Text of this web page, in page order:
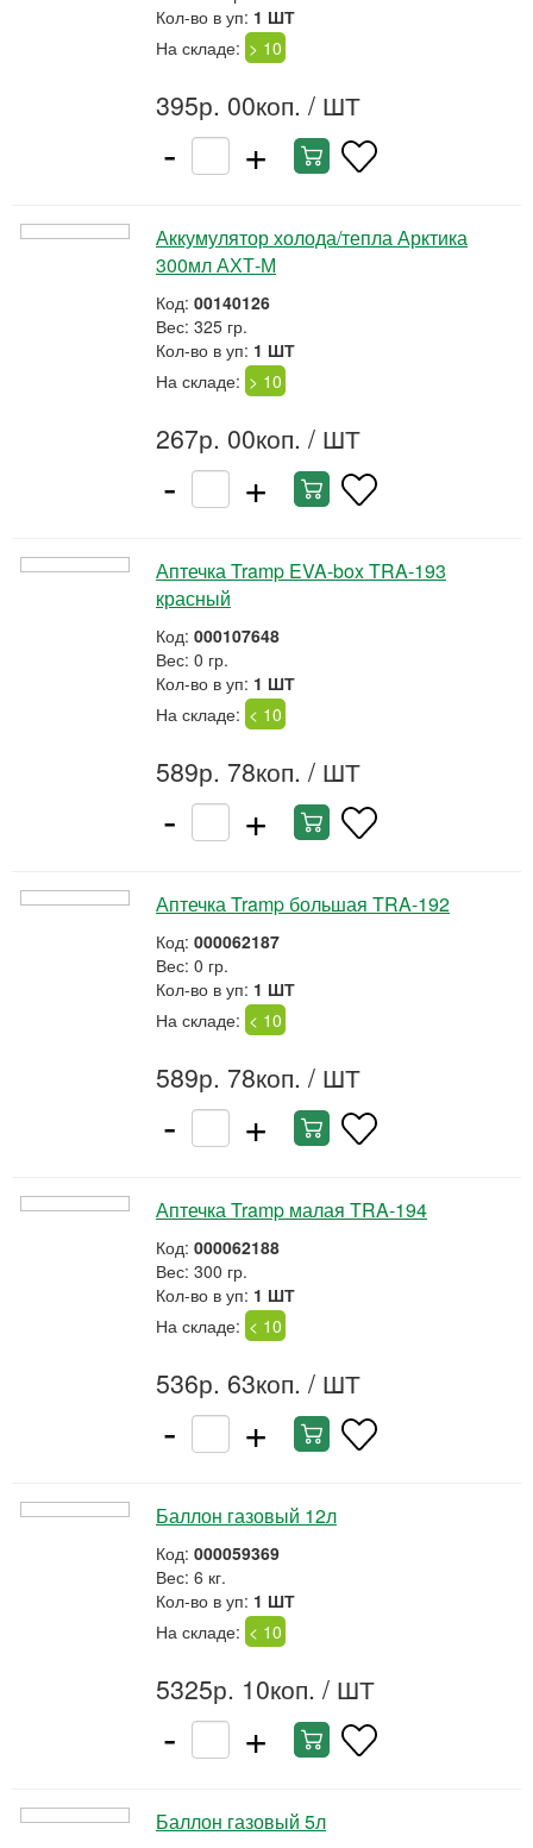
Кол-во в уп: 1 ШТ
На складе: > 10
395р. 00коп. / ШТ
- +
Аккумулятор холода/тепла Арктика
300мл АХТ-М
Код: 00140126
Вес: 325 гр.
Кол-во в уп: 1 ШТ
На складе: > 10
267р. 00коп. / ШТ
- +
Аптечка Tramp EVA-box TRA-193
красный
Код: 000107648
Вес: 0 гр.
Кол-во в уп: 1 ШТ
На складе: < 10
589р. 78коп. / ШТ
- +
Аптечка Tramp большая TRA-192
Код: 000062187
Вес: 0 гр.
Кол-во в уп: 1 ШТ
На складе: < 10
589р. 78коп. / ШТ
- +
Аптечка Tramp малая TRA-194
Код: 000062188
Вес: 300 гр.
Кол-во в уп: 1 ШТ
На складе: < 10
536р. 63коп. / ШТ
- +
Баллон газовый 12л
Код: 000059369
Вес: 6 кг.
Кол-во в уп: 1 ШТ
На складе: < 10
5325р. 10коп. / ШТ
- +
Баллон газовый 5л